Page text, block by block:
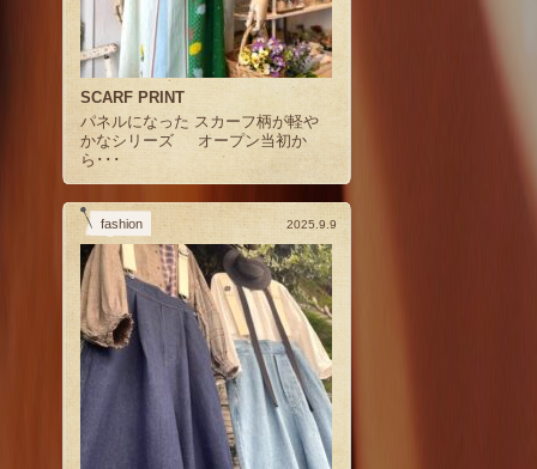
SCARF PRINT
パネルになった スカーフ柄が軽や
かなシリーズ オープン当初か
ら･･･
fashion 2025.9.9